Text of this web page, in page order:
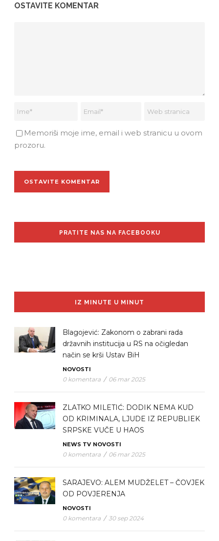
OSTAVITE KOMENTAR
Memoriši moje ime, email i web stranicu u ovom
prozoru.
PRATITE NAS NA FACEBOOKU
IZ MINUTE U MINUT
Blagojević: Zakonom o zabrani rada
državnih institucija u RS na očigledan
način se krši Ustav BiH
NOVOSTI
0 komentara / 06 mar 2025
ZLATKO MILETIĆ: DODIK NEMA KUD
OD KRIMINALA, LJUDE IZ REPUBLIEK
SRPSKE VUČE U HAOS
NEWS TV NOVOSTI
0 komentara / 06 mar 2025
SARAJEVO: ALEM MUDŽELET – ČOVJEK
OD POVJERENJA
NOVOSTI
0 komentara / 30 sep 2024